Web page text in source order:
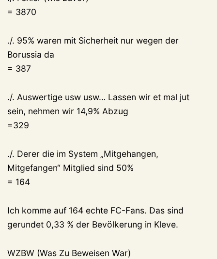
= 3870
./. 95% waren mit Sicherheit nur wegen der
Borussia da
= 387
./. Auswertige usw usw… Lassen wir et mal jut
sein, nehmen wir 14,9% Abzug
=329
./. Derer die im System „Mitgehangen,
Mitgefangen“ Mitglied sind 50%
= 164
Ich komme auf 164 echte FC-Fans. Das sind
gerundet 0,33 % der Bevölkerung in Kleve.
WZBW (Was Zu Beweisen War)